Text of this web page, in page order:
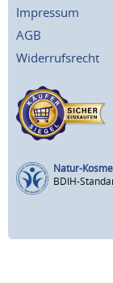
Impressum
AGB
Widerrufsrecht
Natur-
BDIH-